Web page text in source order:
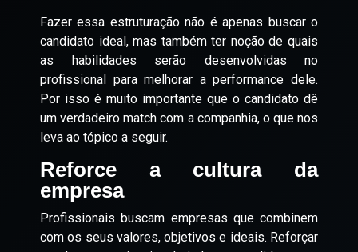
Fazer essa estruturação não é apenas buscar o
candidato ideal, mas também ter noção de quais
as habilidades serão desenvolvidas no
profissional para melhorar a performance dele.
Por isso é muito importante que o candidato dê
um verdadeiro match com a companhia, o que nos
leva ao tópico a seguir.
Reforce a cultura da
empresa
Profissionais buscam empresas que combinem
com os seus valores, objetivos e ideais. Reforçar